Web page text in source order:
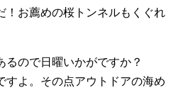
！お薦めの桜トンネルもくぐれ
るので日曜いかがですか？
すよ。その点アウトドアの海め